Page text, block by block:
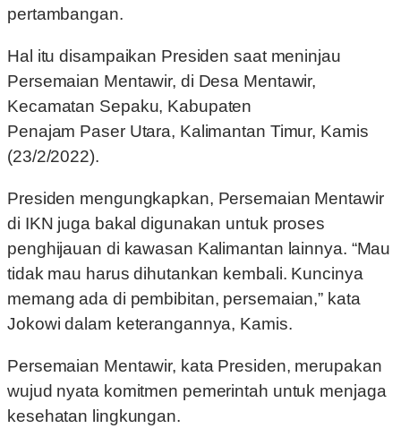
pertambangan.
Hal itu disampaikan Presiden saat meninjau
Persemaian Mentawir, di Desa Mentawir,
Kecamatan Sepaku, Kabupaten
Penajam Paser Utara, Kalimantan Timur, Kamis
(23/2/2022).
Presiden mengungkapkan, Persemaian Mentawir
di IKN juga bakal digunakan untuk proses
penghijauan di kawasan Kalimantan lainnya. “Mau
tidak mau harus dihutankan kembali. Kuncinya
memang ada di pembibitan, persemaian,” kata
Jokowi dalam keterangannya, Kamis.
Persemaian Mentawir, kata Presiden, merupakan
wujud nyata komitmen pemerintah untuk menjaga
kesehatan lingkungan.